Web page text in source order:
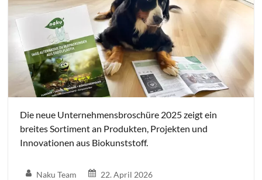
Die neue Unternehmensbroschüre 2025 zeigt ein
breites Sortiment an Produkten, Projekten und
Innovationen aus Biokunststoff.
Naku Team 22. April 2026